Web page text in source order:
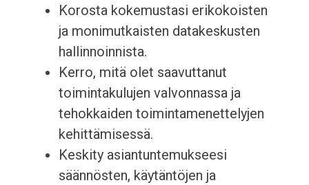
Korosta kokemustasi erikokoisten
ja monimutkaisten datakeskusten
hallinnoinnista.
Kerro, mitä olet saavuttanut
toimintakulujen valvonnassa ja
tehokkaiden toimintamenettelyjen
kehittämisessä.
Keskity asiantuntemukseesi
säännösten, käytäntöjen ja